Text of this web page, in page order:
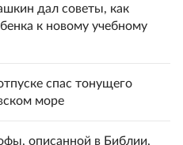
дал советы, как
к новому учебному
спас тонущего
море
описанной в Библии,